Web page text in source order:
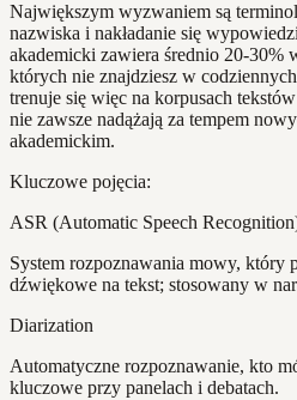
Największym wyzwaniem są
nazwiska i nakładanie się
akademicki zawiera średnio 20-30%
których nie znajdziesz w
trenuje się więc na korpusach
nie zawsze nadążają za tempem
akademickim.
Kluczowe pojęcia:
ASR (Automatic Speech
System rozpoznawania mowy, który
dźwiękowe na tekst; stosowany w
Diarization
Automatyczne rozpoznawanie, kto
kluczowe przy panelach i debatach.